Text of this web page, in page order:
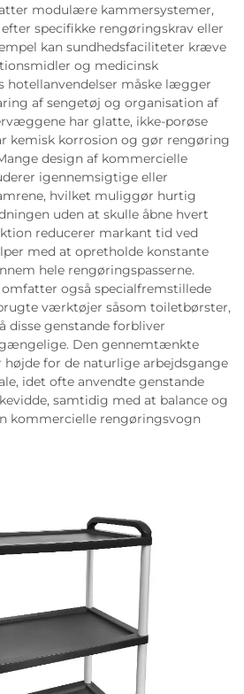
modulære kammersystemer,
specifikke rengøringskrav eller
kan sundhedsfaciliteter kræve
og medicinsk
hotellanvendelser måske lægger
af sengetøj og organisation af
har glatte, ikke-porøse
kemisk korrosion og gør rengøring
design af kommercielle
igennemsigtige eller
hvilket muliggør hurtig
uden at skulle åbne hvert
reducerer markant tid ved
med at opretholde konstante
hele rengøringspasserne.
også specialfremstillede
værktøjer såsom toiletbørster,
disse genstande forbliver
Den gennemtænkte
for de naturlige arbejdsgange
idet ofte anvendte genstande
samtidig med at balance og
kommercielle rengøringsvogn